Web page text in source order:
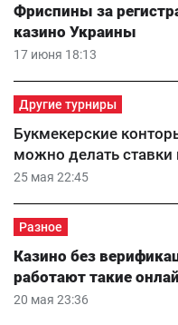
17 июня 18:13
Фриспины за
казино Украины
Другие турниры
25 мая 22:45
Букмекерские
можно делать ставки
Разное
20 мая 23:36
Казино без
работают такие